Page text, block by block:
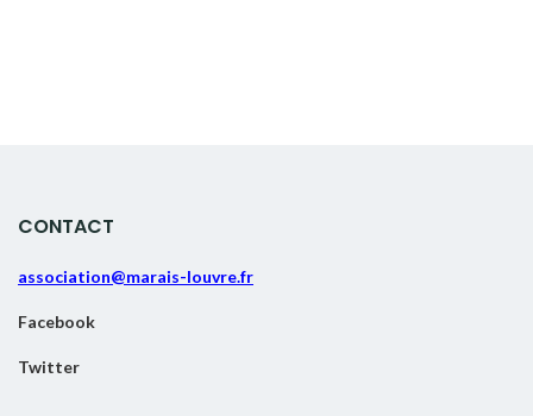
CONTACT
association@marais-louvre.fr
Facebook
Twitter